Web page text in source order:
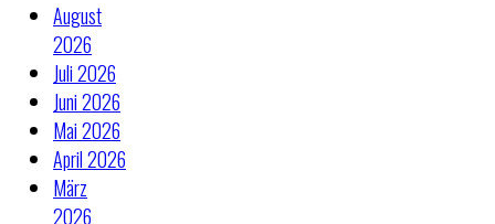
August
2026
Juli 2026
Juni 2026
Mai 2026
April 2026
März
2026